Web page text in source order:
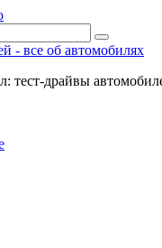
- все об автомобилях
тест-драйвы